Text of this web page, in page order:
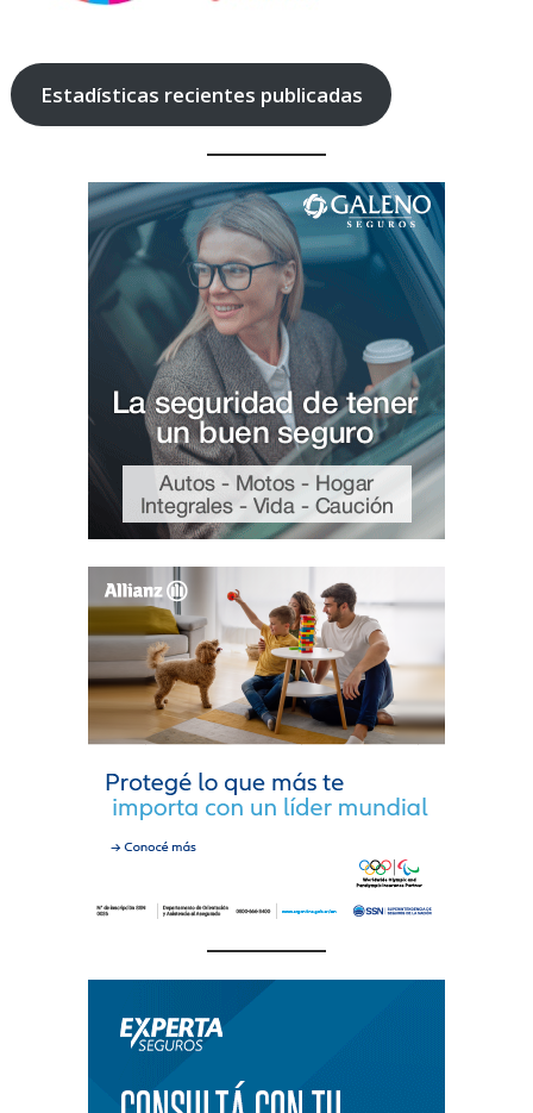
Estadísticas recientes publicadas